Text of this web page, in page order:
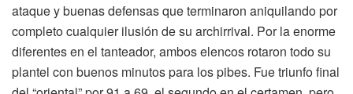
ataque y buenas defensas que terminaron aniquilando por
completo cualquier ilusión de su archirrival. Por la enorme
diferentes en el tanteador, ambos elencos rotaron todo su
plantel con buenos minutos para los pibes. Fue triunfo final